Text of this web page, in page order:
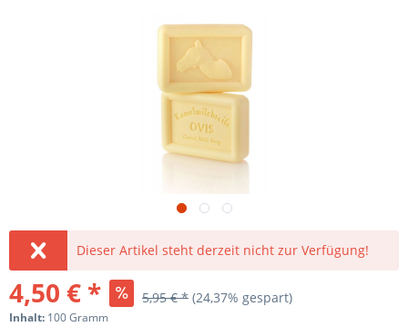
Dieser Artikel steht derzeit nicht zur Verfügung!
4,50 € * 5,95 € * (24,37% gespart)
Inhalt: 100 Gramm